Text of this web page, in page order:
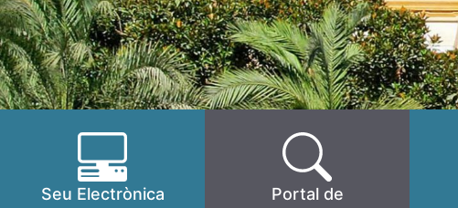
Seu Electrònica
Portal de